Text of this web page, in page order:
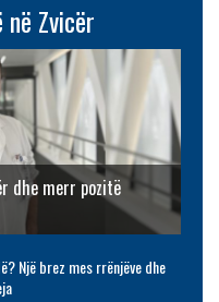
Zvicër
dhe merr pozitë
Një brez mes rrënjëve dhe